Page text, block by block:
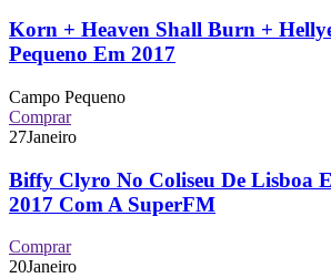
Korn + Heaven Shall Burn +
Pequeno Em 2017
Campo Pequeno
Comprar
27Janeiro
Biffy Clyro No Coliseu De Lisboa
2017 Com A SuperFM
Comprar
20Janeiro